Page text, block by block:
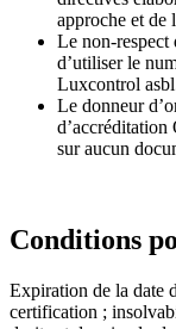
approche et de
Le non-respect
d’utiliser le
Luxcontrol
Le donneur
sur aucun
Conditions
Expiration de la date
certification ;